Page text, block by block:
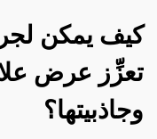
تعزِّز عرض
وجاذبيتها؟